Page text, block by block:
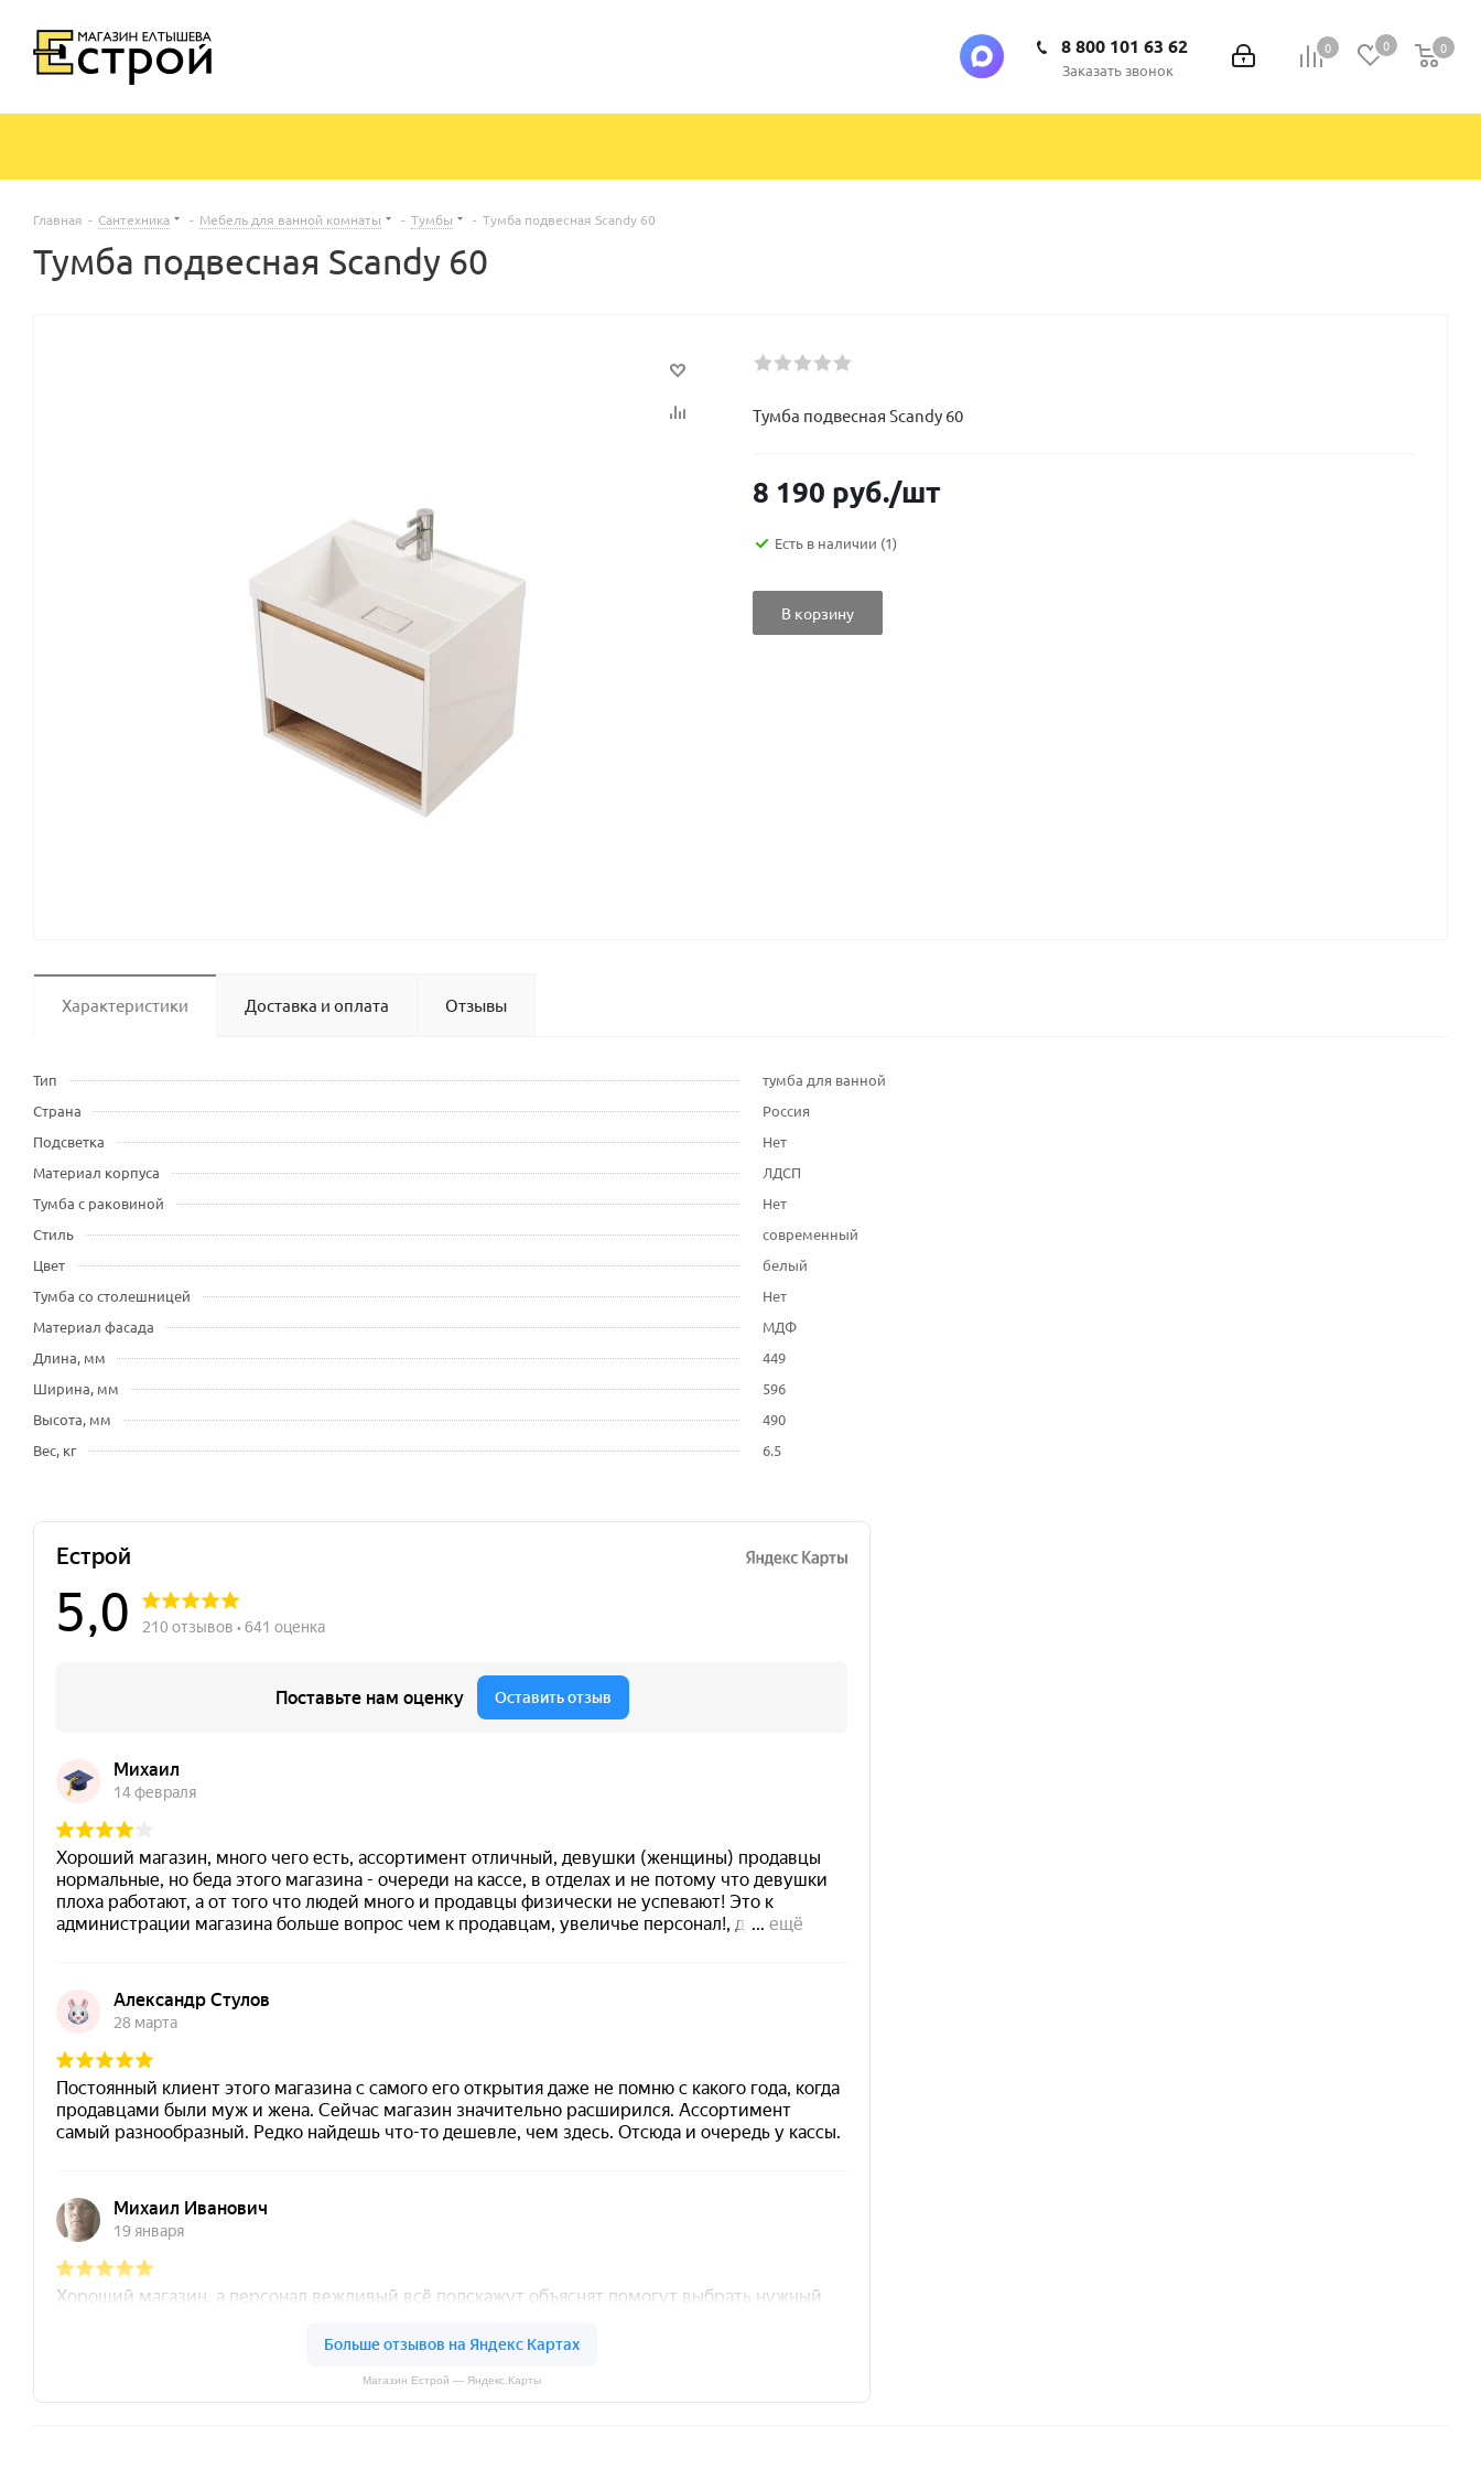
0 0 0
0
8 800 101 63 62
Заказать звонок
Главная - Сантехника - Мебель для ванной комнаты - Тумбы - Тумба подвесная Scandy 60
Тумба подвесная Scandy 60
Тумба подвесная Scandy 60
8 190 руб./шт
Есть в наличии (1)
В корзину
Характеристики Доставка и оплата Отзывы
Тип
тумба для ванной
Страна
Россия
Подсветка
Нет
Материал корпуса
ЛДСП
Тумба с раковиной
Нет
Стиль
современный
Цвет
белый
Тумба со столешницей
Нет
Материал фасада
МДФ
Длина, мм
449
Ширина, мм
596
Высота, мм
490
Вес, кг
6.5
Магазин Естрой — Яндекс.Карты